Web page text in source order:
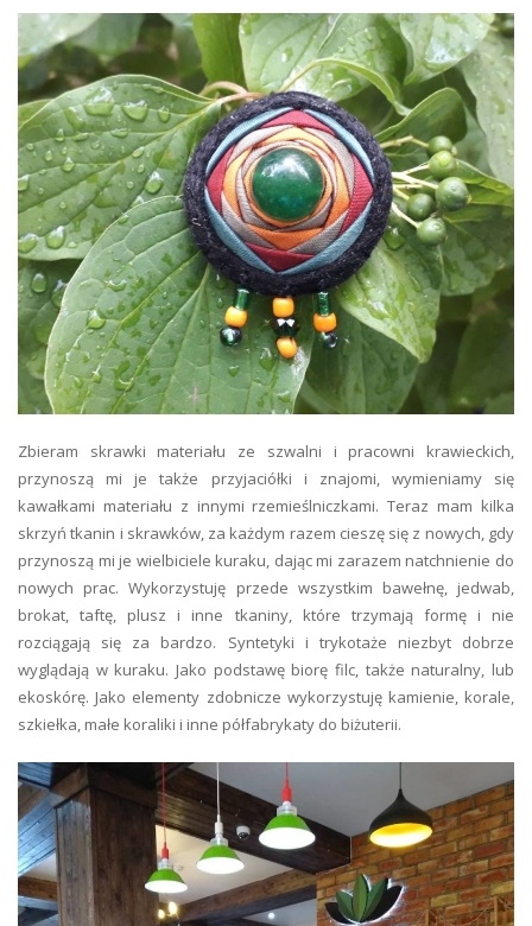
Zbieram skrawki materiału ze szwalni i pracowni krawieckich,
przynoszą mi je także przyjaciółki i znajomi, wymieniamy się
kawałkami materiału z innymi rzemieślniczkami. Teraz mam kilka
skrzyń tkanin i skrawków, za każdym razem cieszę się z nowych, gdy
przynoszą mi je wielbiciele kuraku, dając mi zarazem natchnienie do
nowych prac. Wykorzystuję przede wszystkim bawełnę, jedwab,
brokat, taftę, plusz i inne tkaniny, które trzymają formę i nie
rozciągają się za bardzo. Syntetyki i trykotaże niezbyt dobrze
wyglądają w kuraku. Jako podstawę biorę filc, także naturalny, lub
ekoskórę. Jako elementy zdobnicze wykorzystuję kamienie, korale,
szkiełka, małe koraliki i inne półfabrykaty do biżuterii.